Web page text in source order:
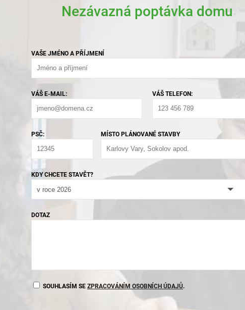
Nezávazná poptávka domu
VAŠE JMÉNO A PŘÍJMENÍ
VÁŠ E-MAIL: VÁŠ TELEFON:
PSČ: MÍSTO PLÁNOVANÉ STAVBY
KDY CHCETE STAVĚT?
DOTAZ
SOUHLASÍM SEZPRACOVÁNÍM OSOBNÍCH ÚDAJŮ.